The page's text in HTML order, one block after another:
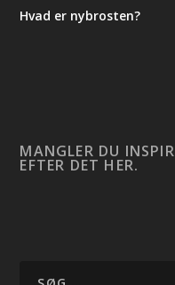
Hvad er nybrosten?
MANGLER DU
EFTER DET HER.